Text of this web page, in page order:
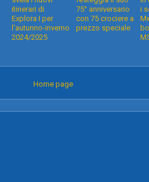
itinerari di
Explora I per
l'autunno-inverno
2024/2025
75° anniversario
con 75 crociere a
prezzo speciale
i
Home page